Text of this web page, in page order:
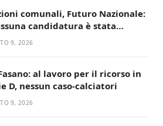
comunali, Futuro Nazionale:
candidatura è stata
decisa”
9, 2026
al lavoro per il ricorso in
D, nessun caso-calciatori
9, 2026